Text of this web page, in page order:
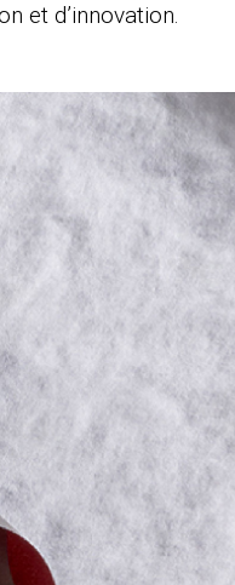
et d’innovation.